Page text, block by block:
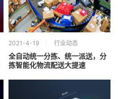
2021-4-19 行业动态
全自动统一分拣、统一派送，分
拣智能化物流配送大提速